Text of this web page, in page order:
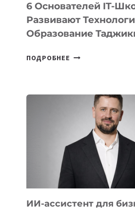
6 Основателей IT-
Развивают
Образование
ПОДРОБНЕЕ
КОТОРЫЕ
РАЗВИВАЮТ
ТЕХНОЛОГИЧЕСКОЕ
ОБРАЗОВАНИЕ
ТАДЖИКИСТАНА
ИИ-ассистент для